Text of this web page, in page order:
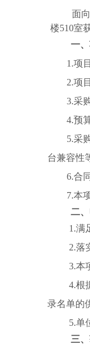
面
楼510室
一
1.项
2.项
3.采
4.预
5.采
台兼容性
6.合
7.本
二
1.满
2.落
3.本
4.根
录名单的
5.单
三